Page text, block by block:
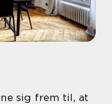
sig frem til, at